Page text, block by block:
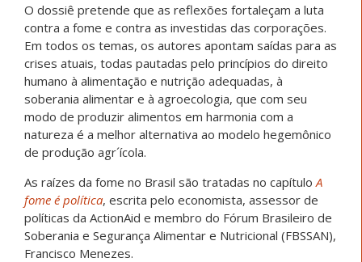
O dossiê pretende que as reflexões fortaleçam a luta
contra a fome e contra as investidas das corporações.
Em todos os temas, os autores apontam saídas para as
crises atuais, todas pautadas pelo princípios do direito
humano à alimentação e nutrição adequadas, à
soberania alimentar e à agroecologia, que com seu
modo de produzir alimentos em harmonia com a
natureza é a melhor alternativa ao modelo hegemônico
de produção agr´ícola.
As raízes da fome no Brasil são tratadas no capítulo A
fome é política, escrita pelo economista, assessor de
políticas da ActionAid e membro do Fórum Brasileiro de
Soberania e Segurança Alimentar e Nutricional (FBSSAN),
Francisco Menezes.